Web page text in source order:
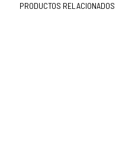
PRODUCTOS RELACIONADOS